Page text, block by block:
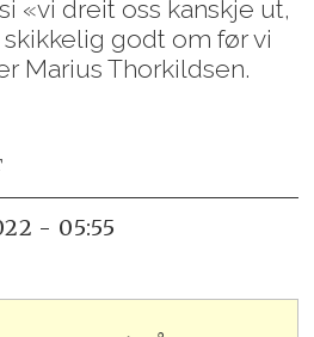
«vi dreit oss kanskje ut,
godt om før vi
Marius Thorkildsen.
- 05:55